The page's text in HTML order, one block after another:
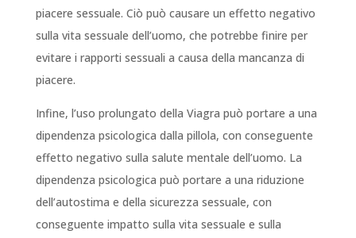
piacere sessuale. Ciò può causare un effetto negativo
sulla vita sessuale dell’uomo, che potrebbe finire per
evitare i rapporti sessuali a causa della mancanza di
piacere.
Infine, l’uso prolungato della Viagra può portare a una
dipendenza psicologica dalla pillola, con conseguente
effetto negativo sulla salute mentale dell’uomo. La
dipendenza psicologica può portare a una riduzione
dell’autostima e della sicurezza sessuale, con
conseguente impatto sulla vita sessuale e sulla